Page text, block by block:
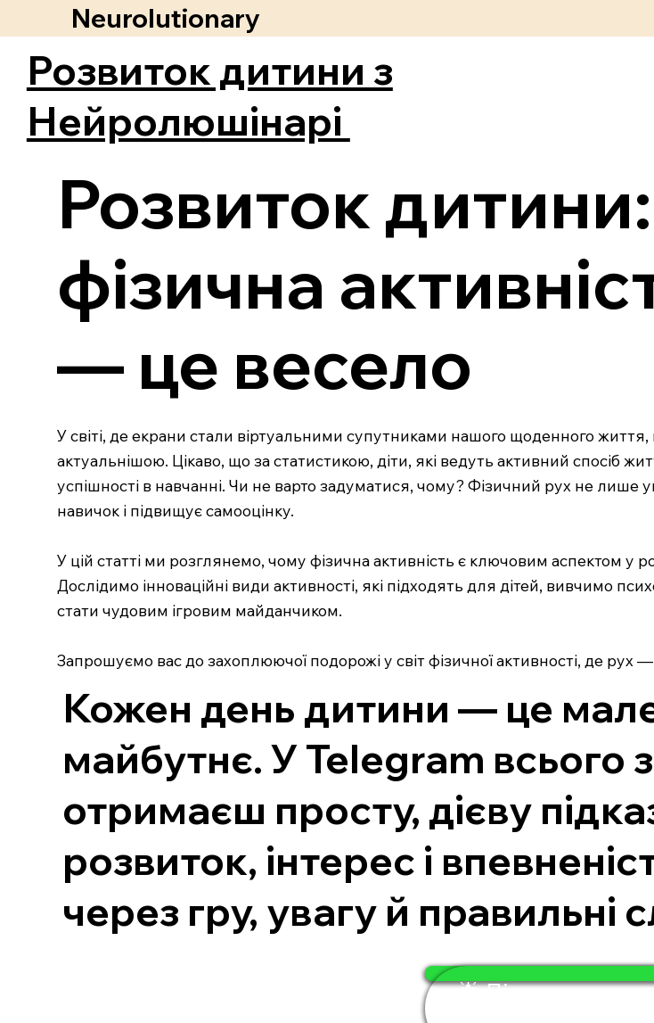
Neurolutionary
Розвиток дитини з
Нейролюшінарі
Розвиток
фізична
— це весело
У світі, де екрани стали віртуальними супутниками нашого щоденного життя,
актуальнішою. Цікаво, що за статистикою, діти, які ведуть активний спосіб
успішності в навчанні. Чи не варто задуматися, чому? Фізичний рух не лише
навичок і підвищує самооцінку.
У цій статті ми розглянемо, чому фізична активність є ключовим аспектом у
Дослідимо інноваційні види активності, які підходять для дітей, вивчимо
стати чудовим ігровим майданчиком.
Запрошуємо вас до захоплюючої подорожі у світ фізичної активності, де рух
Кожен день дитини — це
майбутнє. У Telegram всього
отримаєш просту, дієву
розвиток, інтерес і
через гру, увагу й правильні
🌟 Підтримати